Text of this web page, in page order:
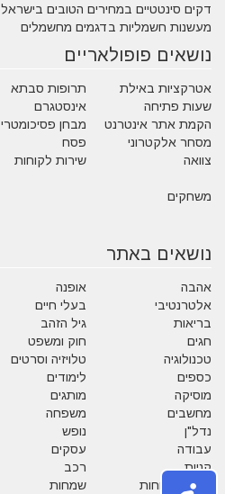
דקים סינטטיים במחירים הטובים בישראל
מעשנות חשמליות בדגמים מחשמלים
נושאים פופולאריים
אטרקציות באילת תרופות סבתא
שעות פתיחה
אינסטגרם
הקמת אתר אינטרנט
מבחן פסיכומטרי
מסחר אלקטרוני
פסח
צוואה
שירות לקוחות
משחקים
נושאים באתר
אהבה אופנה
אלטרנטיבי
בעלי חיים
בריאות
גיל הזהב
חגים
חוק ומשפט
טכנולוגיה
טלויזיה וסרטים
כספים
לימודים
מוסיקה
מותגים
מחשבים
משפחה
נדל"ן
נופש
עבודה
עסקים
קניות
רכב
שירות לקוחות
שמחות